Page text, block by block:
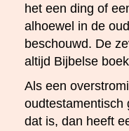
het een ding of
alhoewel in de
beschouwd. De
altijd Bijbelse
Als een
oudtestamentisch
dat is, dan heeft